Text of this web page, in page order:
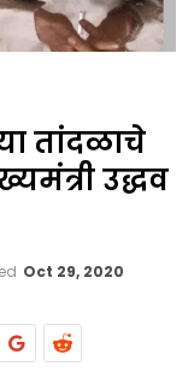
तांदळाचे
उद्धव
Oct 29, 2020